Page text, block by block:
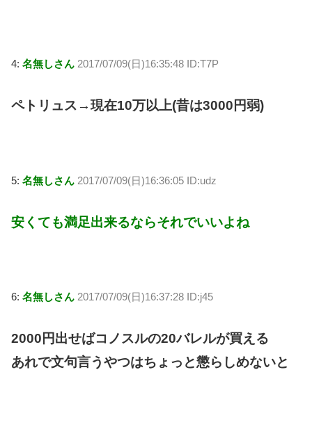
4: 名無しさん 2017/07/09(日)16:35:48 ID:T7P
ペトリュス→現在10万以上(昔は3000円弱)
5: 名無しさん 2017/07/09(日)16:36:05 ID:udz
安くても満足出来るならそれでいいよね
6: 名無しさん 2017/07/09(日)16:37:28 ID:j45
2000円出せばコノスルの20バレルが買える
あれで文句言うやつはちょっと懲らしめないと